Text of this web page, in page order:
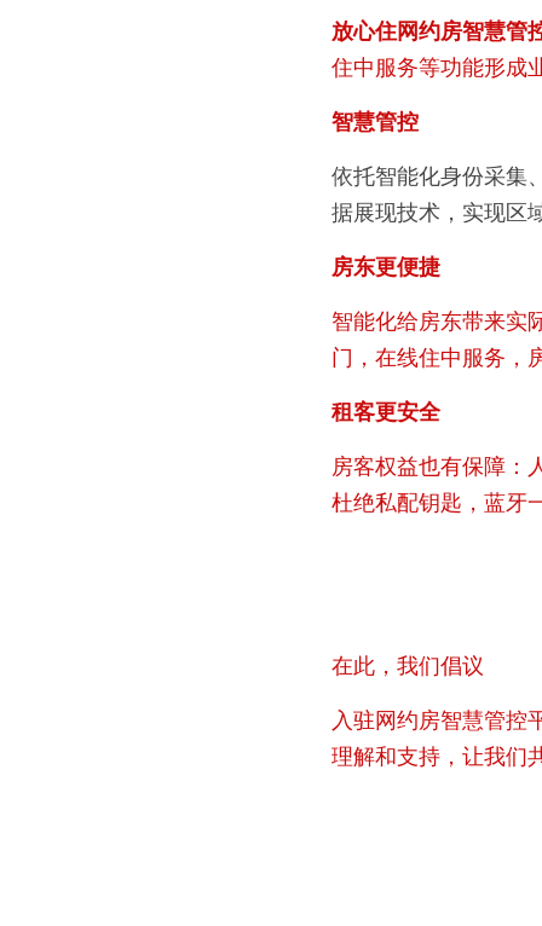
放心住网约房智慧管
住中服务等功能形成
智慧管控
依托智能化身份采集
据展现技术，实现区
房东更便捷
智能化给房东带来实
门，在线住中服务，
租客更安全
房客权益也有保障：
杜绝私配钥匙，蓝牙
在此，我们倡议
入驻网约房智慧管控
理解和支持，让我们